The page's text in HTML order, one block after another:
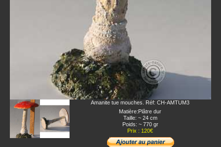
Amanite tue mouches. Réf: CH-AMTUM3
Matière:Plâtre dur
Taille: ~ 24 cm
Poids: ~ 770 gr
Prix : 120€